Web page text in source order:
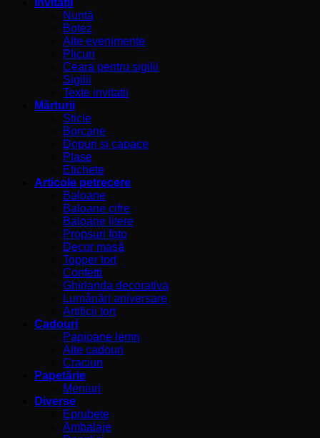
Invitații
Nuntă
Botez
Alte evenimente
Plicuri
Ceara pentru sigilii
Sigilii
Texte invitatii
Mărturii
Sticle
Borcane
Dopuri si capace
Plase
Etichete
Articole petrecere
Baloane
Baloane cifre
Baloane litere
Propsuri foto
Decor masă
Topper tort
Confetti
Ghirlanda decorativa
Lumânări aniversare
Artificii tort
Cadouri
Papioane lemn
Alte cadouri
Craciun
Papetărie
Meniuri
Diverse
Eprubete
Ambalaje